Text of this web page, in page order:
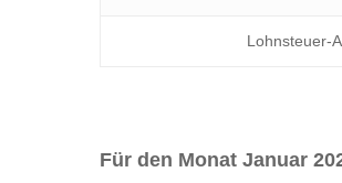
Lohnsteuer-
Für den Monat Januar